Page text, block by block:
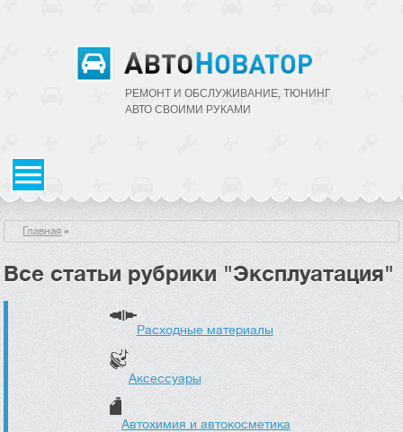
РЕМОНТ И ОБСЛУЖИВАНИЕ, ТЮНИНГ
АВТО CВОИМИ РУКАМИ
Главная»
Все статьи рубрики "Эксплуатация"
Расходные материалы
Аксессуары
Автохимия и автокосметика